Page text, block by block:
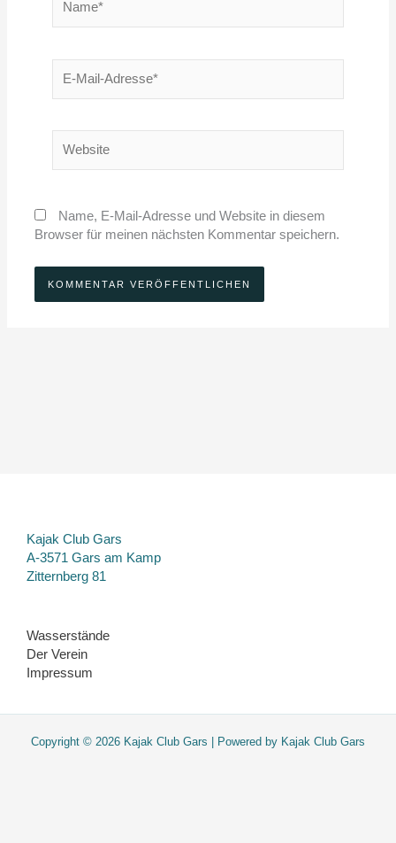
Mail-
Name, E-Mail-Adresse und Website in diesem
Browser für meinen nächsten Kommentar speichern.
Kajak Club Gars
A-3571 Gars am Kamp
Zitternberg 81
Wasserstände
Der Verein
Impressum
Copyright © 2026 Kajak Club Gars | Powered by Kajak Club Gars